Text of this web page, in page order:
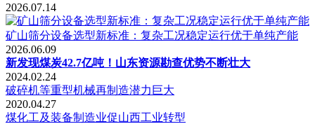
2026.07.14
矿山筛分设备选型新标准：复杂工况稳定运行优于单纯产能
2026.06.09
新发现煤炭42.7亿吨！山东资源勘查优势不断壮大
2024.02.24
破碎机等重型机械再制造潜力巨大
2020.04.27
煤化工及装备制造业促山西工业转型